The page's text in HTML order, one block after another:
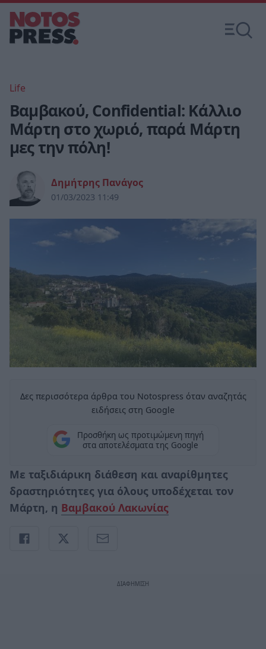
Life
Βαμβακού, Confidential: Κάλλιο
Μάρτη στο χωριό, παρά Μάρτη
μες την πόλη!
Δημήτρης Πανάγος
01/03/2023 11:49
Δες περισσότερα άρθρα του Notospress όταν αναζητάς
ειδήσεις στη Google
Προσθήκη ως προτιμώμενη πηγή
στα αποτελέσματα της Google
Με ταξιδιάρικη διάθεση και αναρίθμητες
δραστηριότητες για όλους υποδέχεται τον
Μάρτη, η Βαμβακού Λακωνίας